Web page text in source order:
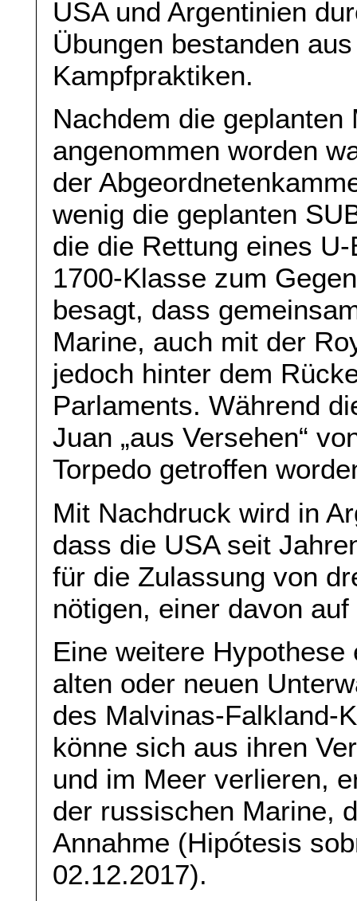
USA und Argentinien
Übungen bestanden
Kampfpraktiken.
Nachdem die geplanten
angenommen worden
der
wenig die geplanten
die die Rettung eines
1700-Klasse zum
besagt, dass
Marine, auch mit der
jedoch hinter dem
Parlaments. Während
Juan „aus Versehen“
Torpedo getroffen
Mit Nachdruck wird in
dass die USA seit
für die Zulassung von
nötigen, einer davon
Eine weitere
alten oder neuen
des Malvinas-Falkland-
könne sich aus ihren
und im Meer verlieren,
der russischen Marine,
Annahme (Hipótesis
02.12.2017).